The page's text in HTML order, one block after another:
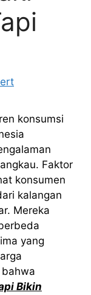
konsumsi
Faktor
konsumen
kalangan
Mereka
yang
Bikin